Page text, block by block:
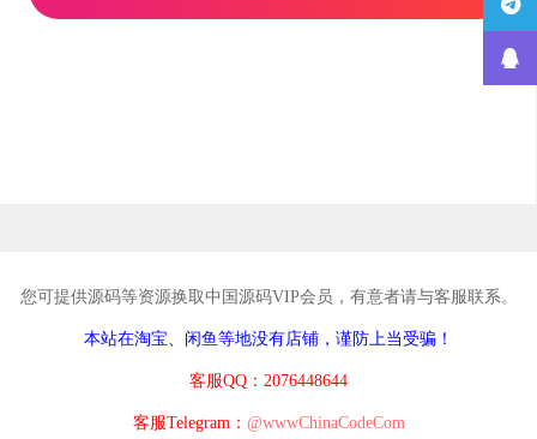
您可提供源码等资源换取中国源码VIP会员，有意者请与客服联系。
本站在淘宝、闲鱼等地没有店铺，谨防上当受骗！
客服QQ：2076448644
客服Telegram： @wwwChinaCodeCom